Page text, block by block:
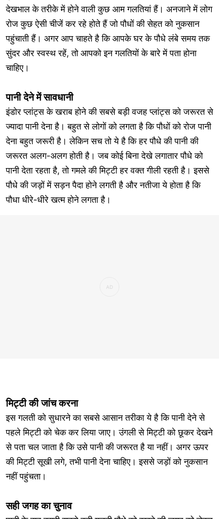
देखभाल के तरीके में होने वाली कुछ आम गलतियां हैं। अनजाने में लोग
रोज कुछ ऐसी चीजें कर रहे होते हैं जो पौधों की सेहत को नुकसान
पहुंचाती हैं। अगर आप चाहते है कि आपके घर के पौधे लंबे समय तक
सुंदर और स्वस्थ रहें, तो आपको इन गलतियों के बारे में पता होना
चाहिए।
पानी देने में सावधानी
इंडोर प्लांट्स के खराब होने की सबसे बड़ी वजह प्लांट्स को जरूरत से
ज्यादा पानी देना है। बहुत से लोगों को लगता है कि पौधों को रोज पानी
देना बहुत जरूरी है। लेकिन सच तो ये है कि हर पौधे की पानी की
जरूरत अलग-अलग होती है। जब कोई बिना देखे लगातार पौधे को
पानी देता रहता है, तो गमले की मिट्टी हर वक्त गीली रहती है। इससे
पौधे की जड़ों में सड़न पैदा होने लगती है और नतीजा ये होता है कि
पौधा धीरे-धीरे खत्म होने लगता है।
मिट्टी की जांच करना
इस गलती को सुधारने का सबसे आसान तरीका ये है कि पानी देने से
पहले मिट्टी को चेक कर लिया जाए। उंगली से मिट्टी को छूकर देखने
से पता चल जाता है कि उसे पानी की जरूरत है या नहीं। अगर ऊपर
की मिट्टी सूखी लगे, तभी पानी देना चाहिए। इससे जड़ों को नुकसान
नहीं पहुंचता।
सही जगह का चुनाव